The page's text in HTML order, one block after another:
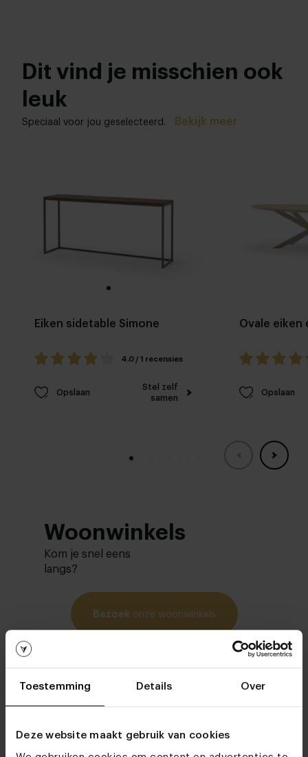
Toestemming Details Over
Deze website maakt gebruik van cookies
Dit vind je misschien ook
leuk
Speciaal voor jou geselecteerd. Bekijk meer
Eiken sidetable Simone
4.0 / 1 recensies
Opslaan
Stel zelf
samen
Ovale eiken
Opslaan
Woonwinkels
Kom je snel eens
langs?
Bezoek onze woonwinkels